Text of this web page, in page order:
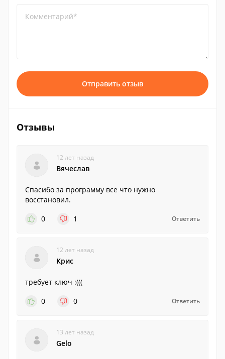
Комментарий*
Отправить отзыв
Отзывы
12 лет назад
Вячеслав
Спасибо за программу все что нужно
восстановил.
0
1 Ответить
12 лет назад
Крис
требует ключ :(((
0
0 Ответить
13 лет назад
Gelo